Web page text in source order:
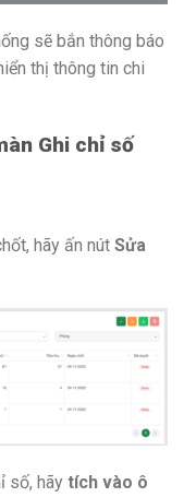
sẽ bắn thông báo
thị thông tin chi
Ghi chỉ số
hãy ấn nút Sửa
số, hãy tích vào ô